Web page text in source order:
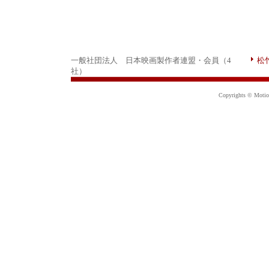
一般社団法人 日本映画製作者連盟・会員（4
社）
松
Copyrights ©